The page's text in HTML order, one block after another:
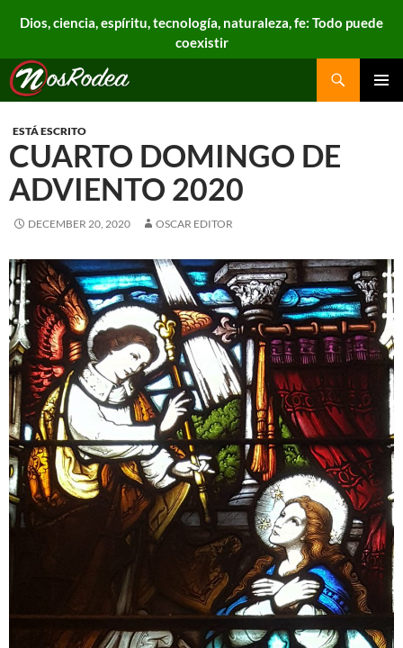
Dios, ciencia, espíritu, tecnología, naturaleza, fe: Todo puede
coexistir
Nos Rodea
Search
ESTÁ ESCRITO
CUARTO DOMINGO DE
ADVIENTO 2020
DECEMBER 20, 2020 OSCAR EDITOR